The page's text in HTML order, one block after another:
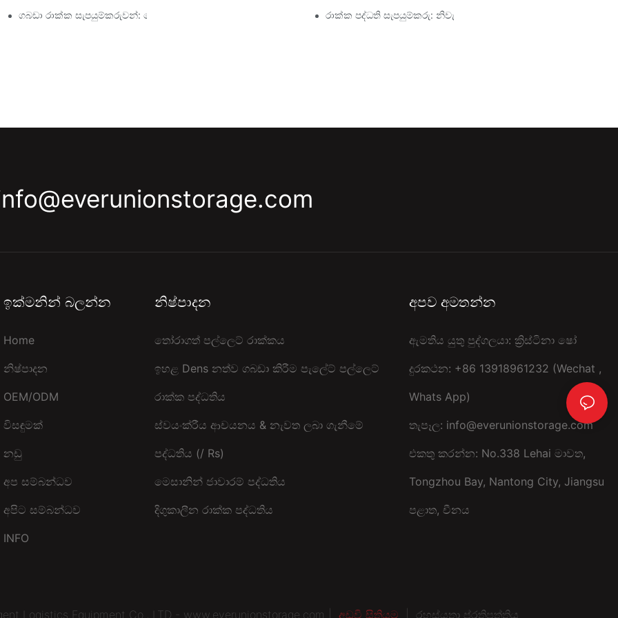
ගබඩා රාක්ක සැපයුම්කරුවන්: සොයා බැලිය යුතු දේ රාක්ක පද්ධති සැපයුම්කරු: නිවැරදි සහකරු තෝරා ගැනීම සඳහා ප්‍රධාන
ඉක්මනින් බලන්න
Home
නිෂ්පාදන
OEM/ODM
විසඳුමක්
නඩු
අප සම්බන්ධව
අපිට සම්බන්ධව
INFO
නිෂ්පාදන
තෝරාගත් පල්ලෙට් රාක්කය
ඉහළ Dens නත්ව ගබඩා කිරීම පැලේට් පල්ලෙට්
රාක්ක පද්ධතිය
ස්වයංක්රීය ආචයනය & නැවත ලබා ගැනීමේ
පද්ධතිය (/ Rs)
මෙසානින් ජාවාරම් පද්ධතිය
දිගුකාලීන රාක්ක පද්ධතිය
අපව අමතන්න
ඇමතිය යුතු පුද්ගලයා: ක්‍රිස්ටිනා ෂෝ
දුරකථන: +86 13918961232 (Wechat ,
Whats App)
තැපෑල: info@everunionstorage.com
එකතු කරන්න: No.338 Lehai මාවත,
Tongzhou Bay, Nantong City, Jiangsu
පළාත, චීනය
Logistics Equipment Co., LTD - www.everunionstorage.com | අඩවි සිතියම රහස්යතා ප්රතිපත්තිය